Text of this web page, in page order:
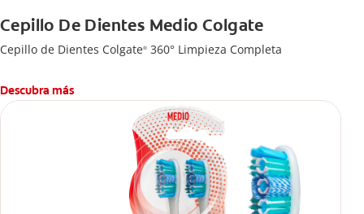
Cepillo De Dientes Medio Colgate
Cepillo de Dientes Colgate® 360° Limpieza Completa
Descubra más